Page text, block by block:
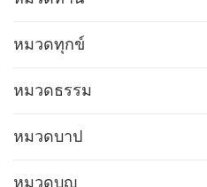
หมวดทุกข์
หมวดธรรม
หมวดบาป
หมวดบุญ